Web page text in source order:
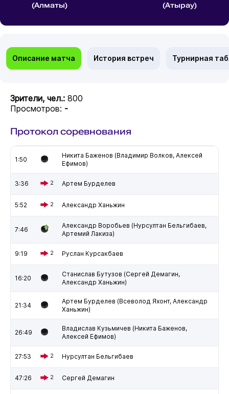
(Алматы)
(Атырау)
Описание матча История встреч Турнирная
Зрители, чел.: 800
Просмотров: -
Протокол соревнования
1:50
Никита Баженов (Владимир Волков, Алексей
Ефимов)
3:36 2 Артем Бурделев
5:52 2 Александр Ханьжин
7:46
Александр Воробьев (Нурсултан Бельгибаев,
Артемий Лакиза)
9:19 2 Руслан Курсакбаев
16:20
Станислав Бутузов (Сергей Демагин,
Александр Ханьжин)
21:34
Артем Бурделев (Всеволод Яхонт, Александр
Ханьжин)
26:49
Владислав Кузьмичев (Никита Баженов,
Алексей Ефимов)
27:53 2 Нурсултан Бельгибаев
47:26 2 Сергей Демагин